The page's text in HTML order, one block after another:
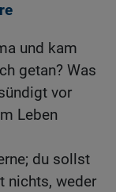
und kam
getan? Was
vor
Leben
du sollst
nichts, weder